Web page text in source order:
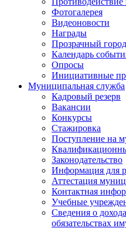
Фотогалерея
Видеоновости
Награды
Прозрачный город
Календарь
Опросы
Инициативные
Муниципальная служба
Кадровый резерв
Вакансии
Конкурсы
Стажировка
Поступление на
Законодательство
Информация для
Аттестация
Контактная
Учебные
Сведения о
обязательствах